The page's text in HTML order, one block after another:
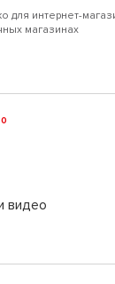
для интернет-
магазинах
видео